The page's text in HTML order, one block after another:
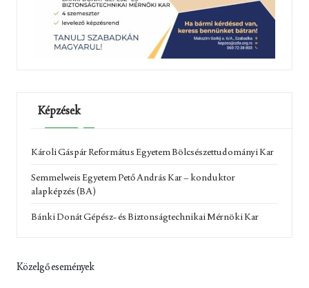
Képzések
Károli Gáspár Református Egyetem Bölcsészettudományi Kar
Semmelweis Egyetem Pető András Kar – konduktor
alapképzés (BA)
Bánki Donát Gépész- és Biztonságtechnikai Mérnöki Kar
Közelgő események